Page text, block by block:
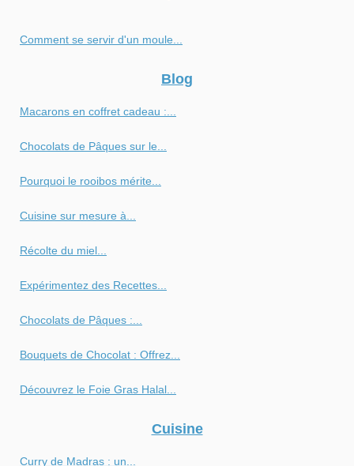
Comment se servir d'un moule...
Blog
Macarons en coffret cadeau :...
Chocolats de Pâques sur le...
Pourquoi le rooibos mérite...
Cuisine sur mesure à...
Récolte du miel...
Expérimentez des Recettes...
Chocolats de Pâques :...
Bouquets de Chocolat : Offrez...
Découvrez le Foie Gras Halal...
Cuisine
Curry de Madras : un...